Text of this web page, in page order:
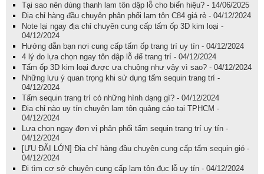
Tại sao nên dùng thanh lam tôn dập lỗ cho biển hiệu? - 14/06/2025
Địa chỉ hàng đầu chuyên phân phối lam tôn C84 giá rẻ - 04/12/2024
Note lại ngay địa chỉ chuyên cung cấp tấm ốp 3D kim loại -
04/12/2024
Hướng dẫn bạn nơi cung cấp tấm ốp trang trí uy tín - 04/12/2024
4 lý do lựa chọn ngay tôn dập lỗ để trang trí - 04/12/2024
Tấm ốp 3D kim loại được ưa chuộng như vậy vì sao? - 04/12/2024
Những lưu ý quan trọng khi sử dụng tấm sequin trang trí -
04/12/2024
Tấm sequin trang trí có những hình dạng gì? - 04/12/2024
Địa chỉ nào uy tín chuyên lam tôn quảng cáo tại TPHCM -
04/12/2024
Lựa chọn ngay đơn vị phân phối tấm sequin trang trí uy tín -
04/12/2024
[ƯU ĐÃI LỚN] Địa chỉ hàng đầu chuyên cung cấp tấm sequin gió -
04/12/2024
Đi tìm cơ sở chuyên cung cấp lam tôn đục lỗ uy tín - 04/12/2024